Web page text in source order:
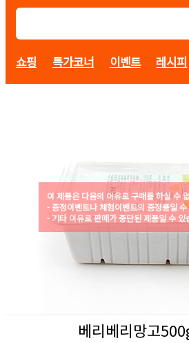
쇼핑 특가코너 이벤트 레시피
이 제품은 다음의 이유로 구매를 하실 수
- 증정이벤트나 체험이벤트의 증정품일
- 기타 이유로 판매가 중단된 제품일 수 있
베리베리망고